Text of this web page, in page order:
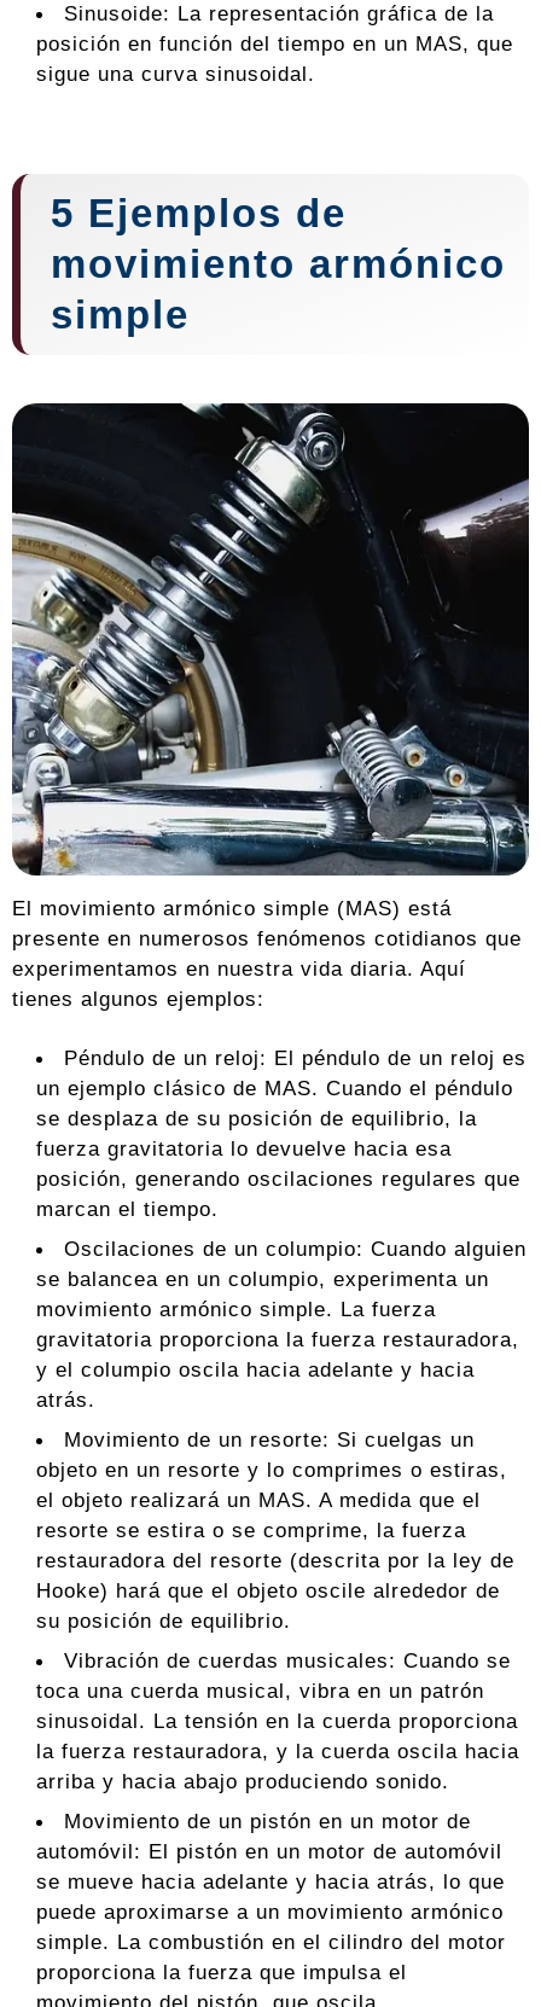
Sinusoide: La representación gráfica de la
posición en función del tiempo en un MAS, que
sigue una curva sinusoidal.
5 Ejemplos de
movimiento armónico
simple
El movimiento armónico simple (MAS) está
presente en numerosos fenómenos cotidianos que
experimentamos en nuestra vida diaria. Aquí
tienes algunos ejemplos:
Péndulo de un reloj: El péndulo de un reloj es
un ejemplo clásico de MAS. Cuando el péndulo
se desplaza de su posición de equilibrio, la
fuerza gravitatoria lo devuelve hacia esa
posición, generando oscilaciones regulares que
marcan el tiempo.
Oscilaciones de un columpio: Cuando alguien
se balancea en un columpio, experimenta un
movimiento armónico simple. La fuerza
gravitatoria proporciona la fuerza restauradora,
y el columpio oscila hacia adelante y hacia
atrás.
Movimiento de un resorte: Si cuelgas un
objeto en un resorte y lo comprimes o estiras,
el objeto realizará un MAS. A medida que el
resorte se estira o se comprime, la fuerza
restauradora del resorte (descrita por la ley de
Hooke) hará que el objeto oscile alrededor de
su posición de equilibrio.
Vibración de cuerdas musicales: Cuando se
toca una cuerda musical, vibra en un patrón
sinusoidal. La tensión en la cuerda proporciona
la fuerza restauradora, y la cuerda oscila hacia
arriba y hacia abajo produciendo sonido.
Movimiento de un pistón en un motor de
automóvil: El pistón en un motor de automóvil
se mueve hacia adelante y hacia atrás, lo que
puede aproximarse a un movimiento armónico
simple. La combustión en el cilindro del motor
proporciona la fuerza que impulsa el